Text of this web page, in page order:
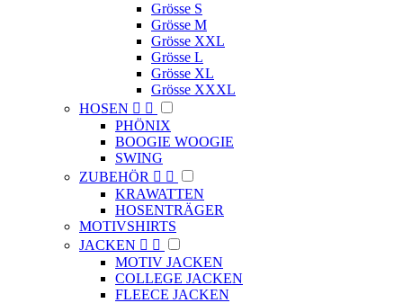
Grösse S
Grösse M
Grösse XXL
Grösse L
Grösse XL
Grösse XXXL
HOSEN  
PHÖNIX
BOOGIE WOOGIE
SWING
ZUBEHÖR  
KRAWATTEN
HOSENTRÄGER
MOTIVSHIRTS
JACKEN  
MOTIV JACKEN
COLLEGE JACKEN
FLEECE JACKEN